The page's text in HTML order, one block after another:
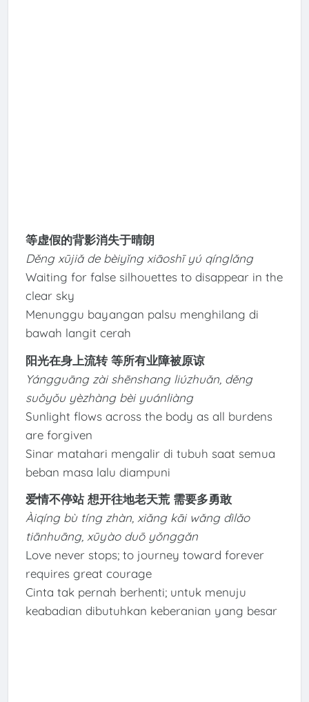
等虚假的背影消失于晴朗
Děng xūjiǎ de bèiyǐng xiāoshī yú qínglǎng
Waiting for false silhouettes to disappear in the
clear sky
Menunggu bayangan palsu menghilang di
bawah langit cerah
阳光在身上流转 等所有业障被原谅
Yángguāng zài shēnshang liúzhuǎn, děng
suǒyǒu yèzhàng bèi yuánliàng
Sunlight flows across the body as all burdens
are forgiven
Sinar matahari mengalir di tubuh saat semua
beban masa lalu diampuni
爱情不停站 想开往地老天荒 需要多勇敢
Àiqíng bù tíng zhàn, xiǎng kāi wǎng dìlǎo
tiānhuāng, xūyào duō yǒnggǎn
Love never stops; to journey toward forever
requires great courage
Cinta tak pernah berhenti; untuk menuju
keabadian dibutuhkan keberanian yang besar